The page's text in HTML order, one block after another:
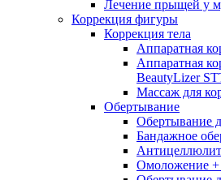
Лечение прыщей у
Коррекция фигуры
Коррекция тела
Аппаратная
Аппаратная
BeautyLizer
Массаж для
Обертывание
Обертывание
Бандажное
Омоложение +